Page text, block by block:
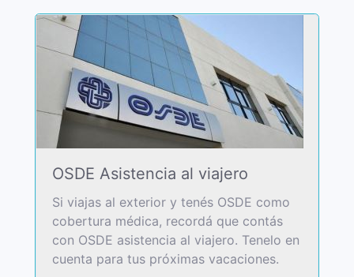
OSDE Asistencia al viajero
Si viajas al exterior y tenés OSDE como
cobertura médica, recordá que contás
con OSDE asistencia al viajero. Tenelo en
cuenta para tus próximas vacaciones.